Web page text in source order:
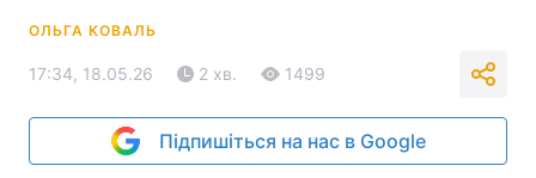
ОЛЬГА КОВАЛЬ
17:34, 18.05.26 2 хв. 1499
Підпишіться на нас в Google